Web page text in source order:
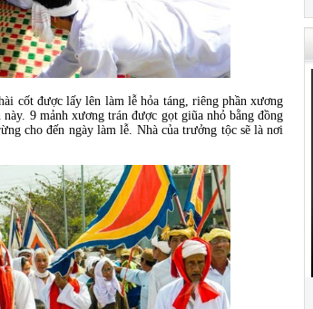
cốt được lấy lên làm lễ hỏa táng, riêng phần xương
9 mảnh xương trán được gọt giũa nhỏ bằng đồng
cho đến ngày làm lễ. Nhà của trưởng tộc sẽ là nơi